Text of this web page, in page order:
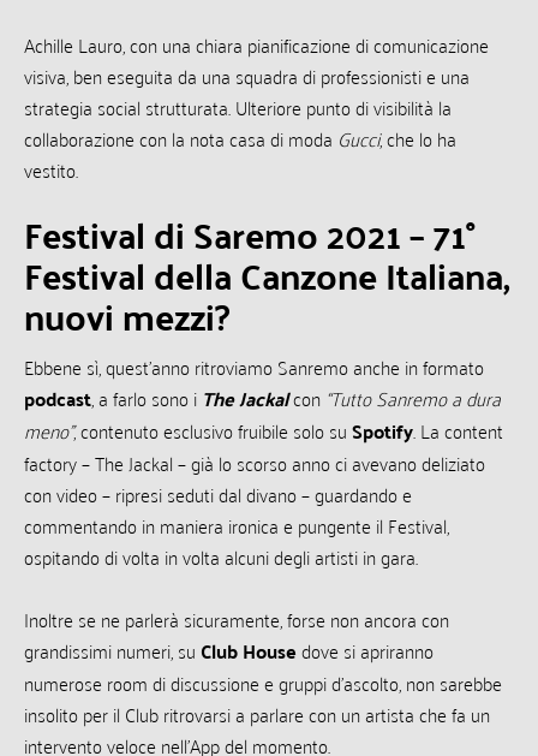
Achille Lauro, con una chiara pianificazione di comunicazione
visiva, ben eseguita da una squadra di professionisti e una
strategia social strutturata. Ulteriore punto di visibilità la
collaborazione con la nota casa di moda Gucci, che lo ha
vestito.
Festival di Saremo 2021 – 71°
Festival della Canzone Italiana,
nuovi mezzi?
Ebbene sì, quest’anno ritroviamo Sanremo anche in formato
podcast, a farlo sono i The Jackalcon “Tutto Sanremo a dura
meno”, contenuto esclusivo fruibile solo suSpotify. La content
factory – The Jackal – già lo scorso anno ci avevano deliziato
con video – ripresi seduti dal divano – guardando e
commentando in maniera ironica e pungente il Festival,
ospitando di volta in volta alcuni degli artisti in gara.
Inoltre se ne parlerà sicuramente, forse non ancora con
grandissimi numeri, su Club Housedove si apriranno
numerose room di discussione e gruppi d’ascolto, non sarebbe
insolito per il Club ritrovarsi a parlare con un artista che fa un
intervento veloce nell’App del momento.